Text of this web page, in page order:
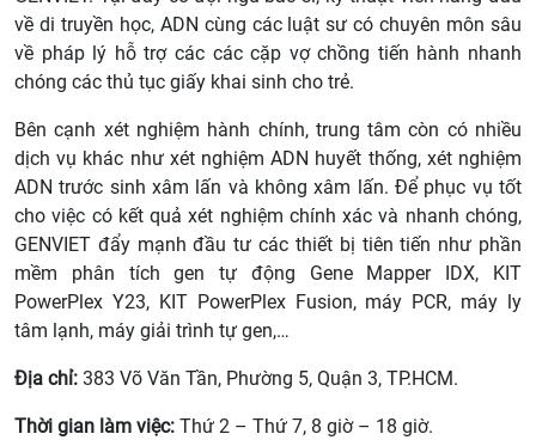
về di truyền học, ADN cùng các luật sư có chuyên môn sâu
về pháp lý hỗ trợ các các cặp vợ chồng tiến hành nhanh
chóng các thủ tục giấy khai sinh cho trẻ.
Bên cạnh xét nghiệm hành chính, trung tâm còn có nhiều
dịch vụ khác như xét nghiệm ADN huyết thống, xét nghiệm
ADN trước sinh xâm lấn và không xâm lấn. Để phục vụ tốt
cho việc có kết quả xét nghiệm chính xác và nhanh chóng,
GENVIET đẩy mạnh đầu tư các thiết bị tiên tiến như phần
mềm phân tích gen tự động Gene Mapper IDX, KIT
PowerPlex Y23, KIT PowerPlex Fusion, máy PCR, máy ly
tâm lạnh, máy giải trình tự gen,…
Địa chỉ: 383 Võ Văn Tần, Phường 5, Quận 3, TP.HCM.
Thời gian làm việc: Thứ 2 – Thứ 7, 8 giờ – 18 giờ.